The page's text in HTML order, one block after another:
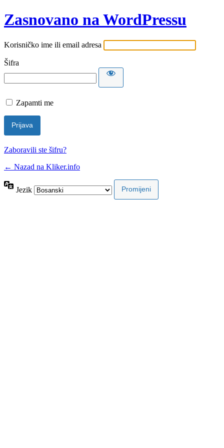
Zasnovano na WordPressu
Korisničko ime ili email adresa
Šifra
Zapamti me
Zaboravili ste šifru?
← Nazad na Kliker.info
Jezik